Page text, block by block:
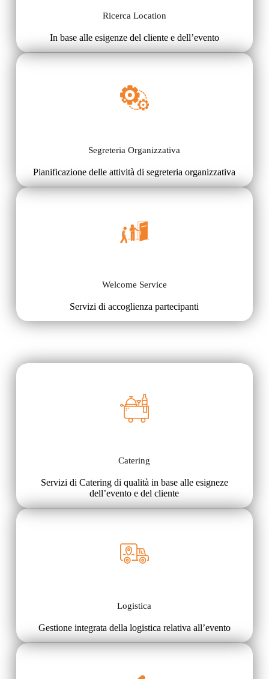
Ricerca Location
In base alle esigenze del cliente e dell’evento
Segreteria Organizzativa
Pianificazione delle attività di segreteria organizzativa
Welcome Service
Servizi di accoglienza partecipanti
Catering
Servizi di Catering di qualità in base alle esigneze
dell’evento e del cliente
Logistica
Gestione integrata della logistica relativa all’evento